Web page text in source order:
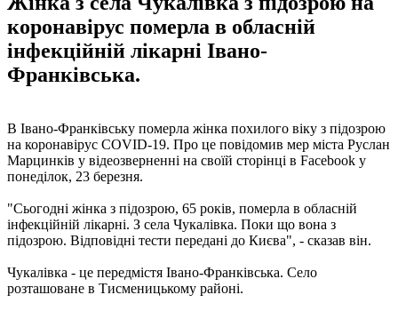
коронавірус померла в обласній
інфекційній лікарні Івано-
Франківська.
В Івано-Франківську померла жінка похилого віку з підозрою
на коронавірус COVID-19. Про це повідомив мер міста Руслан
Марцинків у відеозверненні на своїй сторінці в Facebook у
понеділок, 23 березня.
"Сьогодні жінка з підозрою, 65 років, померла в обласній
інфекційній лікарні. З села Чукалівка. Поки що вона з
підозрою. Відповідні тести передані до Києва", - сказав він.
Чукалівка - це передмістя Івано-Франківська. Село
розташоване в Тисменицькому районі.